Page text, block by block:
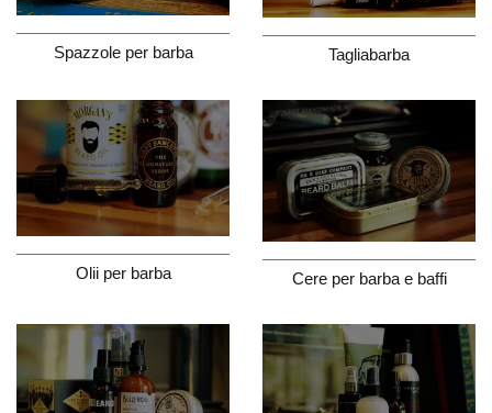
Spazzole per barba Tagliabarba
Olii per barba Cere per barba e baffi